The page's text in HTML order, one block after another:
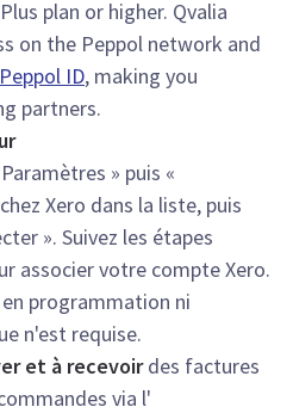
plan or higher. Qvalia
on the Peppol network and
Peppol ID, making you
partners.
» puis «
Xero dans la liste, puis
». Suivez les étapes
associer votre compte Xero.
programmation ni
n'est requise.
et à recevoirdes factures
via l'